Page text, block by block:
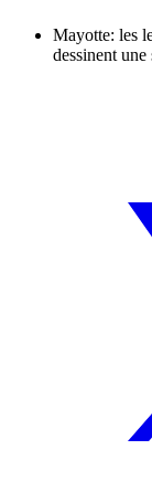
Mayotte: les
dessinent